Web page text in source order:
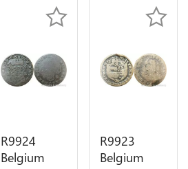
R9924
Belgium
R9923
Belgium